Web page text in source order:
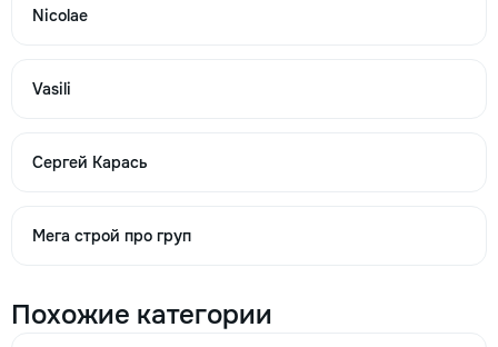
11207
563
Nicolae
Vasili
Сергей Карась
Мега строй про груп
Похожие категории